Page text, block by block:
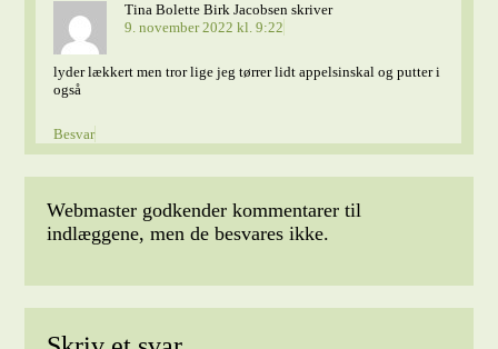
Tina Bolette Birk Jacobsen skriver
9. november 2022 kl. 9:22
lyder lækkert men tror lige jeg tørrer lidt appelsinskal og putter i
også
Besvar
Webmaster godkender kommentarer til
indlæggene, men de besvares ikke.